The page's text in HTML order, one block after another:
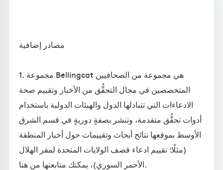
مصادر إضافية
1. مجموعة Bellingcat هي مجموعة من الصحافيين
المتخصصين في مجال التحقُّق من الأخبار وتقييم صحة
الادعاءات التي تتبادلها الدول والهيئات الدولية باستخدام
أدوات تحقُّق متقدمة، وتنشر بصفةٍ دوريةٍ في قسم الشرق
الأوسط بموقعها نتائج أبحاث وتقييمات حول أخبار المنطقة
(مثلًا: تقييم ادعاء قصف الولايات المتحدة لمقر الهلال
الأحمر السوري)، يمكنك متابعتها من هنا.